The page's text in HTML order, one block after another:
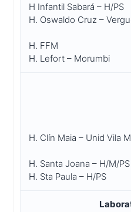
H Infantil Sabará – H/PS
H. Oswaldo Cruz –
H. FFM
H. Lefort – Morumbi
H. Clín Maia – Unid Vila
H. Santa Joana – H/M/PS
H. Sta Paula – H/PS